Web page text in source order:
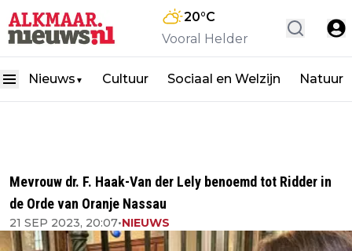
20°C
Vooral Helder
Nieuws ▼ Cultuur Sociaal en Welzijn Natuur
Mevrouw dr. F. Haak-Van der Lely benoemd tot Ridder in
de Orde van Oranje Nassau
21 SEP 2023, 20:07•NIEUWS